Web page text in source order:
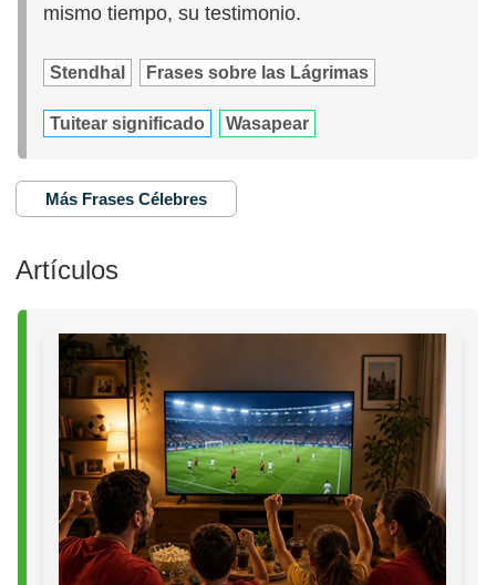
mismo tiempo, su testimonio.
Stendhal Frases sobre las Lágrimas
Tuitear significado Wasapear
Más Frases Célebres
Artículos